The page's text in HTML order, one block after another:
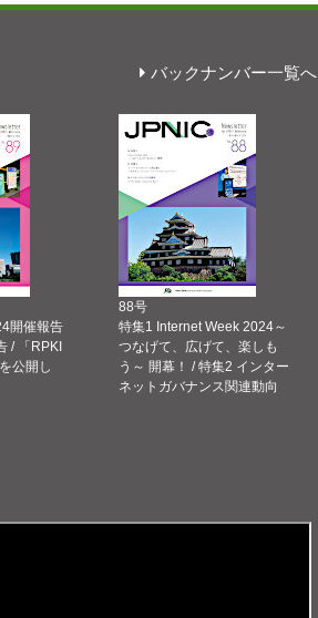
バックナンバー一覧へ
開催報告
/ 「RPKI
公開し
88号
特集1 Internet Week 2024～
つなげて、広げて、楽しも
う～ 開幕！ / 特集2 インター
ネットガバナンス関連動向